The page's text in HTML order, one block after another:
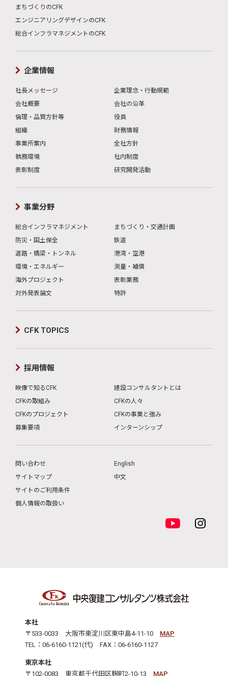
まちづくりのCFK
エンジニアリングデザインのCFK
総合インフラマネジメントのCFK
企業情報
社長メッセージ
企業理念・行動規範
会社概要
会社の沿革
倫理・品質方針等
役員
組織
財務情報
事業所案内
全社方針
執務環境
社内制度
表彰制度
研究開発活動
事業分野
総合インフラマネジメント
まちづくり・交通計画
防災・国土保全
鉄道
道路・橋梁・トンネル
港湾・空港
環境・エネルギー
測量・補償
海外プロジェクト
表彰業務
対外発表論文
特許
CFK TOPICS
採用情報
映像で知るCFK
建設コンサルタントとは
CFKの取組み
CFKの人々
CFKのプロジェクト
CFKの事業と強み
募集要項
インターンシップ
問い合わせ
サイトマップ
サイトのご利用条件
個人情報の取扱い
English
中文
本社
〒533-0033 大阪市東淀川区東中島4-11-10 MAP
TEL：06-6160-1121(代) FAX：06-6160-1127
東京本社
〒102-0083 東京都千代田区麹町2-10-13 MAP